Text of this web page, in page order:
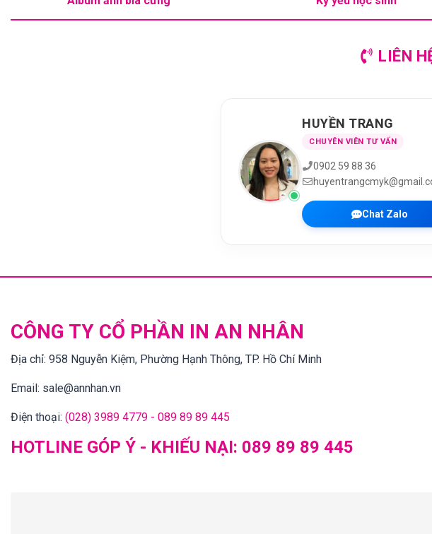
LIÊN
HUYỀN TRANG
CHUYÊN VIÊN TƯ VẤN
0902 59 88 36
Chat Zalo
CÔNG TY CỔ PHẦN IN AN NHÂN
Địa chỉ: 958 Nguyễn Kiệm, Phường Hạnh Thông, TP. Hồ Chí Minh
Email: sale@annhan.vn
Điện thoại: (028) 3989 4779 - 089 89 89 445
HOTLINE GÓP Ý - KHIẾU NẠI: 089 89 89 445